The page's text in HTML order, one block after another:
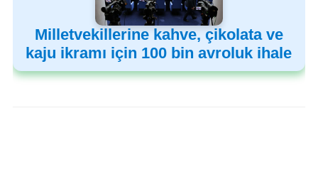
Milletvekillerine kahve, çikolata ve
kaju ikramı için 100 bin avroluk ihale